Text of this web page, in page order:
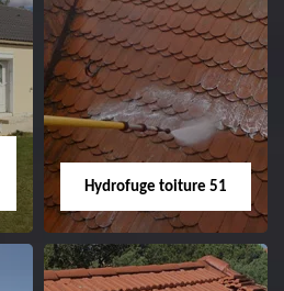
Habillage planche
de rive 51
Hydrofuge toiture 51